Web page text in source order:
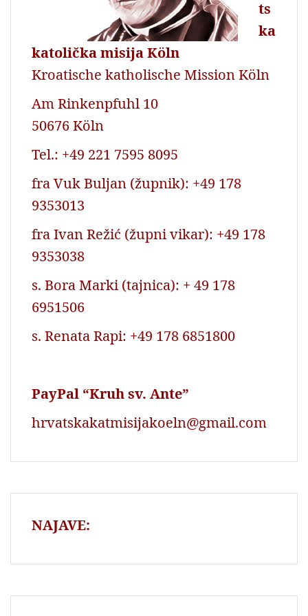
ts
ka
katolička misija Köln
Kroatische katholische Mission Köln
Am Rinkenpfuhl 10
50676 Köln
Tel.: +49 221 7595 8095
fra Vuk Buljan (župnik): +49 178
9353013
fra Ivan Režić (župni vikar): +49 178
9353038
s. Bora Marki (tajnica): + 49 178
6951506
s. Renata Rapi: +49 178 6851800
PayPal “Kruh sv. Ante”
hrvatskakatmisijakoeln@gmail.com
NAJAVE: